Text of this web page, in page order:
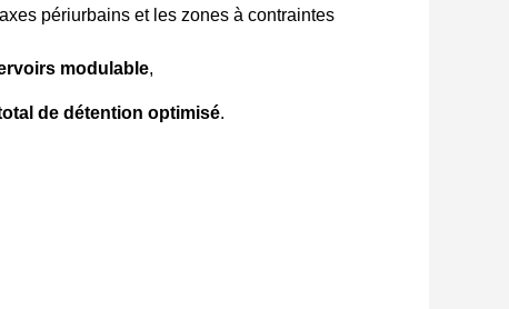
périurbains et les zones à contraintes
modulable,
de détention optimisé.